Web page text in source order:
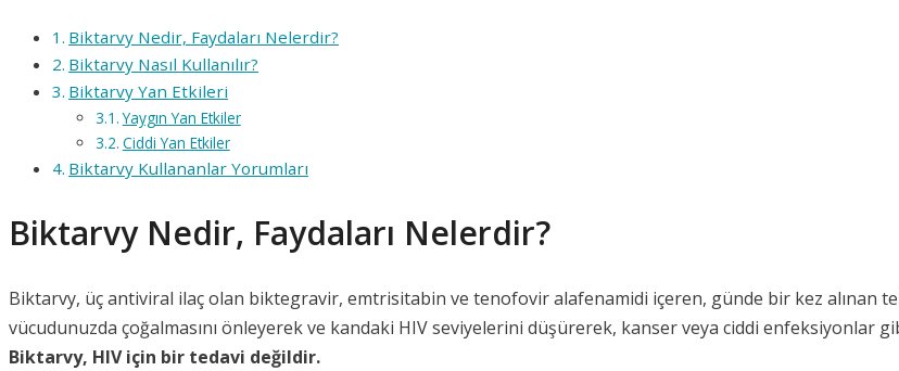
Biktarvy Nedir, Faydaları Nelerdir?
Biktarvy Nasıl Kullanılır?
Biktarvy Yan Etkileri
Yaygın Yan Etkiler
Ciddi Yan Etkiler
Biktarvy Kullananlar Yorumları
Biktarvy Nedir, Faydaları Nelerdir?
Biktarvy, üç antiviral ilaç olan biktegravir, emtrisitabin ve tenofovir alafenamidi içeren, günde bir kez alınan
vücudunuzda çoğalmasını önleyerek ve kandaki HIV seviyelerini düşürerek, kanser veya ciddi enfeksiyonlar
Biktarvy, HIV için bir tedavi değildir.